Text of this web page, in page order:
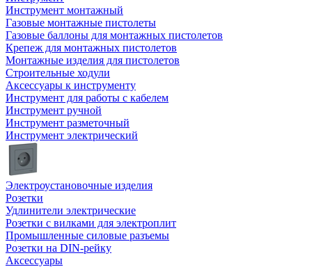
Инструмент монтажный
Газовые монтажные пистолеты
Газовые баллоны для монтажных пистолетов
Крепеж для монтажных пистолетов
Монтажные изделия для пистолетов
Строительные ходули
Аксессуары к инструменту
Инструмент для работы с кабелем
Инструмент ручной
Инструмент разметочный
Инструмент электрический
Электроустановочные изделия
Розетки
Удлинители электрические
Розетки с вилками для электроплит
Промышленные силовые разъемы
Розетки на DIN-рейку
Аксессуары